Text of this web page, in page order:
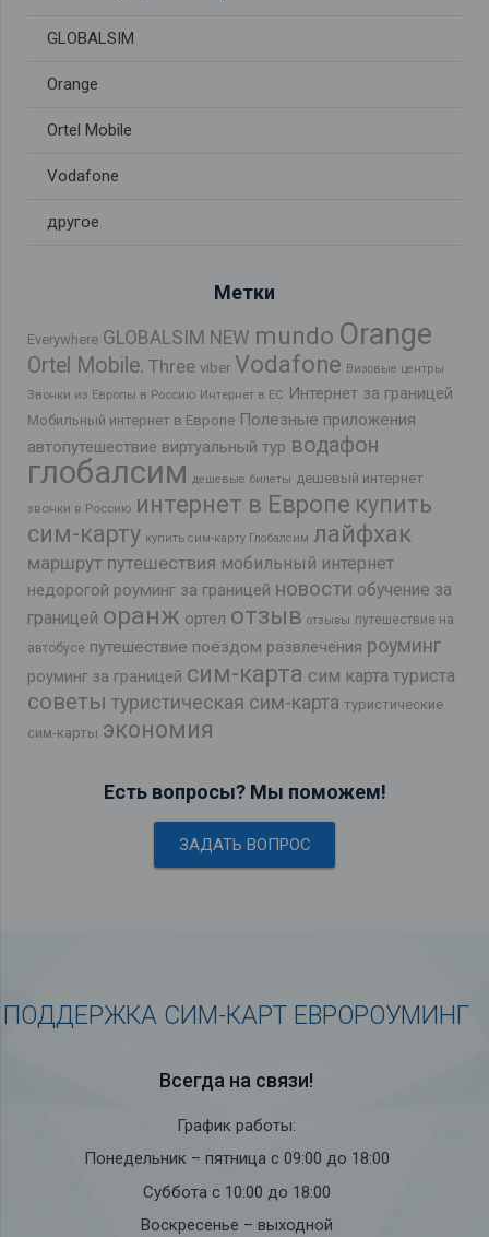
GLOBALSIM
Orange
Ortel Mobile
Vodafone
другое
Метки
Everywhere GLOBALSIM NEW mundo Orange
Ortel Mobile. Three viber Vodafone Визовые центры
Звонки из Европы в Россию Интернет в ЕС Интернет за границей
Мобильный интернет в Европе Полезные приложения
автопутешествие виртуальный тур водафон
глобалсим дешевые билеты дешевый интернет
звонки в Россию интернет в Европе купить
сим-карту купить сим-карту Глобалсим лайфхак
маршрут путешествия мобильный интернет
недорогой роуминг за границей новости обучение за
границей оранж ортел отзыв отзывы путешествие на
автобусе путешествие поездом развлечения роуминг
роуминг за границей сим-карта сим карта туриста
советы туристическая сим-карта туристические
сим-карты экономия
Есть вопросы? Мы поможем!
ЗАДАТЬ ВОПРОС
ПОДДЕРЖКА СИМ-КАРТ ЕВРОРОУМИНГ
Всегда на связи!
График работы:
Понедельник – пятница с 09:00 до 18:00
Суббота с 10:00 до 18:00
Воскресенье – выходной